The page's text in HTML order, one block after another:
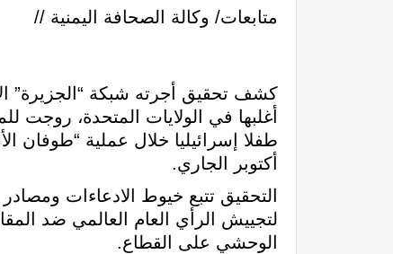
متابعات/ وكالة الصحافة اليمنية //
كشف تحقيق أجرته شبكة “الجزيرة”
أكتوبر الجاري.
التحقيق تتبع خيوط الادعاءات
لتجييش الرأي العام العالمي ضد
الوحشي على القطاع.